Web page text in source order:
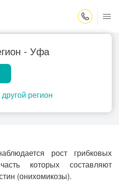
- Уфа
регион
онлайн
рост грибковых
которых составляют
(онихомикозы).